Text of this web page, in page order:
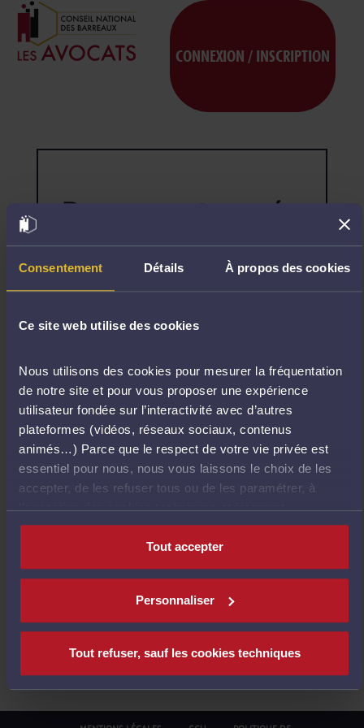
Consentement Détails À propos des cookies
Ce site web utilise des cookies
Nous utilisons des cookies pour mesurer la fréquentation
de notre site et pour vous proposer une expérience
utilisateur fondée sur l’interactivité avec d’autres
plateformes (vidéos, réseaux sociaux, contenus
animés…) Parce que le respect de votre vie privée est
essentiel pour nous, nous vous laissons le choix de les
accepter, de les refuser tous ou de les paramétrer, à
l’exception des cookies techniques strictement
nécessaires au fonctionnement du site.
Tout accepter
Personnaliser
Tout refuser, sauf les cookies techniques
CONNEXION / INSCRIPTION
Page non trouvée
la
page
pas.
E
T
O
U
R
À
L
'
C
I